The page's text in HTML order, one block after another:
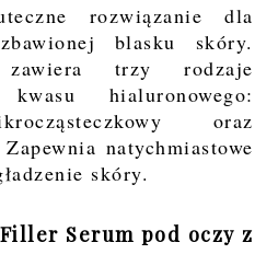
rozwiązanie dla
blasku skóry.
zawiera trzy rodzaje
kwasu hialuronowego:
oraz
natychmiastowe
skóry.
Serum pod oczy z